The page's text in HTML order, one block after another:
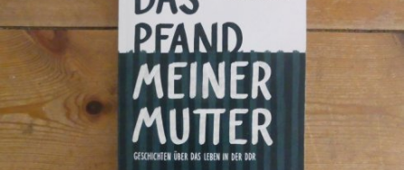
In
Lightbox
öffnen